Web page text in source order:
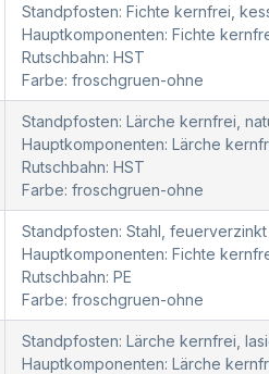
Standpfosten: Fichte kernfrei,
Hauptkomponenten: Fichte
Rutschbahn: HST
Farbe: froschgruen-ohne
Standpfosten: Lärche kernfrei,
Hauptkomponenten: Lärche
Rutschbahn: HST
Farbe: froschgruen-ohne
Standpfosten: Stahl, feuerverzinkt
Hauptkomponenten: Fichte
Rutschbahn: PE
Farbe: froschgruen-ohne
Standpfosten: Lärche kernfrei,
Hauptkomponenten: Lärche